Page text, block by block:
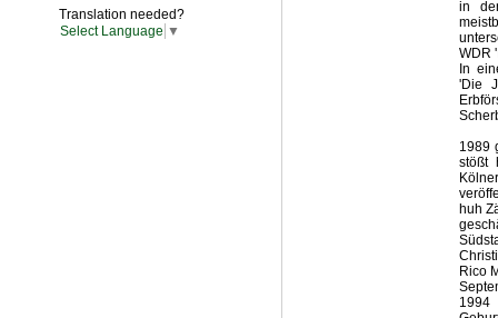
Translation needed?
Select Language ▼
in
WDR
In
'Die
1989
stößt
huh
Rico
1994